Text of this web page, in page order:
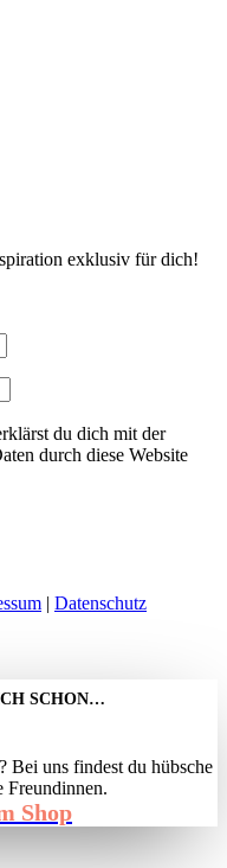
exklusiv für dich!
du dich mit der
durch diese Website
| Datenschutz
SCHON…
Bei uns findest du hübsche
Freundinnen.
Shop